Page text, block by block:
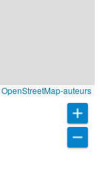
OpenStreetMap-auteurs